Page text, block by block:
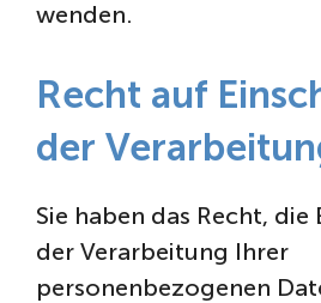
wenden.
Recht auf
der
Sie haben das Recht, die
der Verarbeitung Ihrer
personenbezogenen